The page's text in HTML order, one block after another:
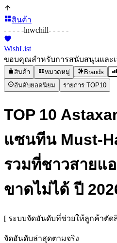
สินค้า
- - - - -lnwchill- - - - -
WishList
ขอบคุณสำหรับการสนับสนุนและเ
สินค้า หมวดหมู่ Brands
อันดับยอดนิยม
รายการ TOP10
TOP 10
แซนทีน Must-
รวมที่ชาวสายแ
ขาดไม่ได้ ปี
[ ระบบจัดอันดับที่ช่วยให้ลูกค้าตัด
จัดอันดับล่าสุดตามจริง